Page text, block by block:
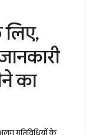
का
गतिविधियों के